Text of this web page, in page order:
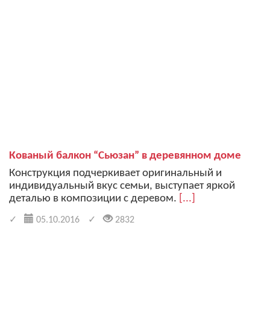
Кованый балкон “Сьюзан” в деревянном доме
Конструкция подчеркивает оригинальный и
индивидуальный вкус семьи, выступает яркой
деталью в композиции с деревом.
[...]
05.10.2016 2832